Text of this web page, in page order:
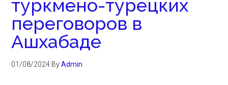
туркмено-турецких
переговоров в
Ашхабаде
01/08/2024 ByAdmin